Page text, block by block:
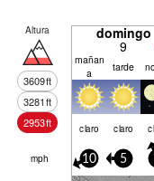
Altura
3609ft
3281ft
2953ft
domingo
9
mañan
a
tarde
claro claro
mph 10 5